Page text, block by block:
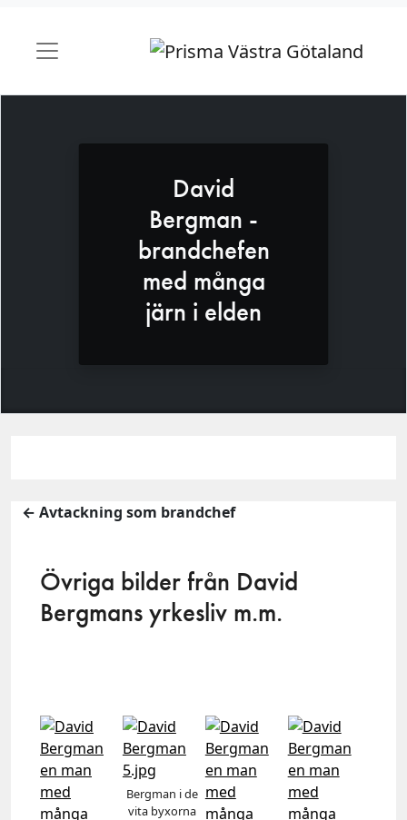
David
Bergman -
brandchefen
med många
järn i elden
← Avtackning som brandchef
Övriga bilder från David
Bergmans yrkesliv m.m.
Bergman i de
vita byxorna